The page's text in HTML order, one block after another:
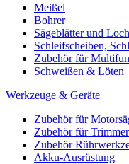
Meißel
Bohrer
Sägeblätter und
Schleifscheiben,
Zubehör für
Schweißen & Löten
Werkzeuge & Geräte
Zubehör für
Zubehör für
Zubehör
Akku-Ausrüstung